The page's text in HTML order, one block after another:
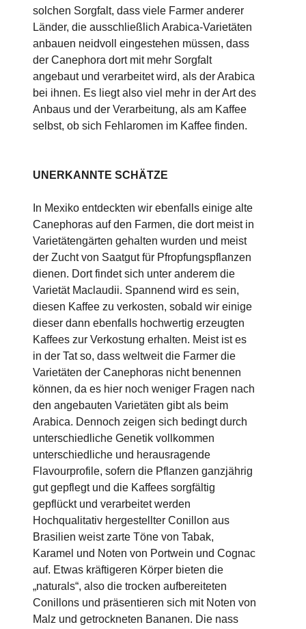
solchen Sorgfalt, dass viele Farmer anderer
Länder, die ausschließlich Arabica-Varietäten
anbauen neidvoll eingestehen müssen, dass
der Canephora dort mit mehr Sorgfalt
angebaut und verarbeitet wird, als der Arabica
bei ihnen. Es liegt also viel mehr in der Art des
Anbaus und der Verarbeitung, als am Kaffee
selbst, ob sich Fehlaromen im Kaffee finden.
UNERKANNTE SCHÄTZE
In Mexiko entdeckten wir ebenfalls einige alte
Canephoras auf den Farmen, die dort meist in
Varietätengärten gehalten wurden und meist
der Zucht von Saatgut für Pfropfungspflanzen
dienen. Dort findet sich unter anderem die
Varietät Maclaudii. Spannend wird es sein,
diesen Kaffee zu verkosten, sobald wir einige
dieser dann ebenfalls hochwertig erzeugten
Kaffees zur Verkostung erhalten. Meist ist es
in der Tat so, dass weltweit die Farmer die
Varietäten der Canephoras nicht benennen
können, da es hier noch weniger Fragen nach
den angebauten Varietäten gibt als beim
Arabica. Dennoch zeigen sich bedingt durch
unterschiedliche Genetik vollkommen
unterschiedliche und herausragende
Flavourprofile, sofern die Pflanzen ganzjährig
gut gepflegt und die Kaffees sorgfältig
gepflückt und verarbeitet werden
Hochqualitativ hergestellter Conillon aus
Brasilien weist zarte Töne von Tabak,
Karamel und Noten von Portwein und Cognac
auf. Etwas kräftigeren Körper bieten die
„naturals“, also die trocken aufbereiteten
Conillons und präsentieren sich mit Noten von
Malz und getrockneten Bananen. Die nass